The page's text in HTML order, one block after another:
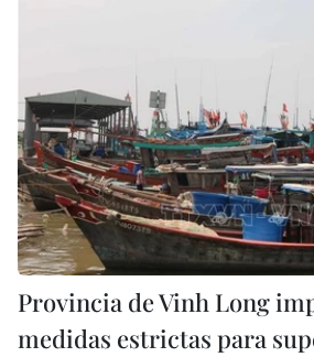
Provincia de Vinh Long
medidas estrictas para